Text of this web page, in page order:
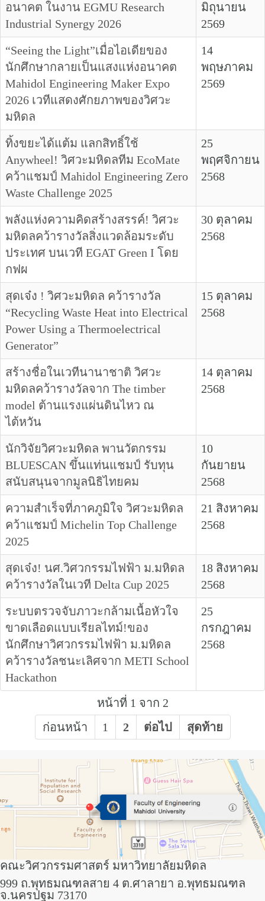
อนาคต ในงาน EGMU Research
Industrial Synergy 2026
มิถุนายน
2569
“Seeing the Light”เมื่อไอเดียของ
นักศึกษากลายเป็นแสงแห่งอนาคต
Mahidol Engineering Maker Expo
2026 เวทีแสดงศักยภาพของวิศวะ
มหิดล
14
พฤษภาคม
2569
ทิ้งขยะได้แต้ม แลกสิทธิ์ใช้
Anywheel! วิศวะมหิดลทีม EcoMate
คว้าแชมป์ Mahidol Engineering Zero
Waste Challenge 2025
25
พฤศจิกายน
2568
พลังแห่งความคิดสร้างสรรค์! วิศวะ
มหิดลคว้ารางวัลสิ่งแวดล้อมระดับ
ประเทศ บนเวที EGAT Green I โดย
กฟผ
30 ตุลาคม
2568
สุดเจ๋ง ! วิศวะมหิดล คว้ารางวัล
“Recycling Waste Heat into Electrical
Power Using a Thermoelectrical
Generator”
15 ตุลาคม
2568
สร้างชื่อในเวทีนานาชาติ วิศวะ
มหิดลคว้ารางวัลจาก The timber
model ต้านแรงแผ่นดินไหว ณ
ไต้หวัน
14 ตุลาคม
2568
นักวิจัยวิศวะมหิดล พานวัตกรรม
BLUESCAN ขึ้นแท่นแชมป์ รับทุน
สนับสนุนจากมูลนิธิไทยคม
10
กันยายน
2568
ความสำเร็จที่ภาคภูมิใจ วิศวะมหิดล
คว้าแชมป์ Michelin Top Challenge
2025
21 สิงหาคม
2568
สุดเจ๋ง! นศ.วิศวกรรมไฟฟ้า ม.มหิดล
คว้ารางวัลในเวที Delta Cup 2025
18 สิงหาคม
2568
ระบบตรวจจับภาวะกล้ามเนื้อหัวใจ
ขาดเลือดแบบเรียลไทม์!ของ
นักศึกษาวิศวกรรมไฟฟ้า ม.มหิดล
คว้ารางวัลชนะเลิศจาก METI School
Hackathon
25
กรกฎาคม
2568
หน้าที่ 1 จาก 2
ก่อนหน้า
1 2 ต่อไป สุดท้าย
คณะวิศวกรรมศาสตร์ มหาวิทยาลัยมหิดล
999 ถ.พุทธมณฑลสาย 4 ต.ศาลายา อ.พุทธมณฑล
จ.นครปฐม 73170